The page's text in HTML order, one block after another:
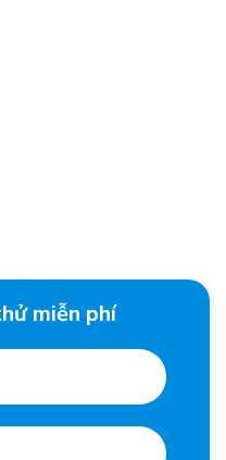
miễn phí